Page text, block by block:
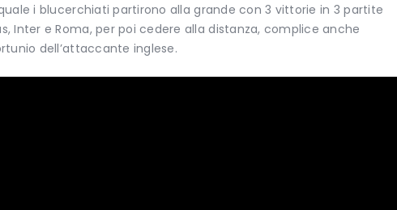
i blucerchiati partirono alla grande con 3 vittorie in 3 partite
Inter e Roma, per poi cedere alla distanza, complice anche
dell’attaccante inglese.